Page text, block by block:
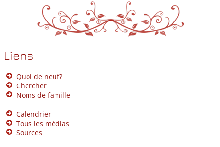
Liens
Quoi de neuf?
Chercher
Noms de famille
Calendrier
Tous les médias
Sources